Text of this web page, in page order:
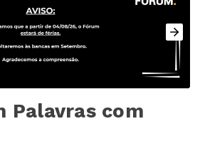
Palavras com